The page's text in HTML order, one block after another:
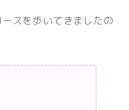
スを歩いてきましたの